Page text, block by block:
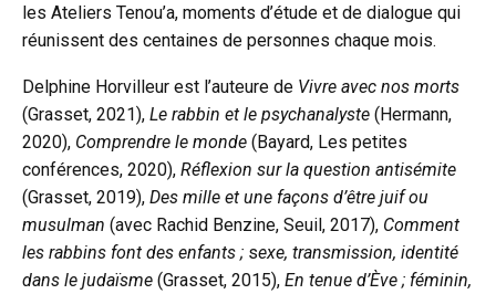
les Ateliers Tenou’a, moments d’étude et de dialogue qui
réunissent des centaines de personnes chaque mois.
Delphine Horvilleur est l’auteure de Vivre avec nos morts
(Grasset, 2021), Le rabbin et le psychanalyste (Hermann,
2020), Comprendre le monde (Bayard, Les petites
conférences, 2020), Réflexion sur la question antisémite
(Grasset, 2019), Des mille et une façons d’être juif ou
musulman (avec Rachid Benzine, Seuil, 2017), Comment
les rabbins font des enfants ; sexe, transmission, identité
dans le judaïsme (Grasset, 2015), En tenue d’Ève ; féminin,